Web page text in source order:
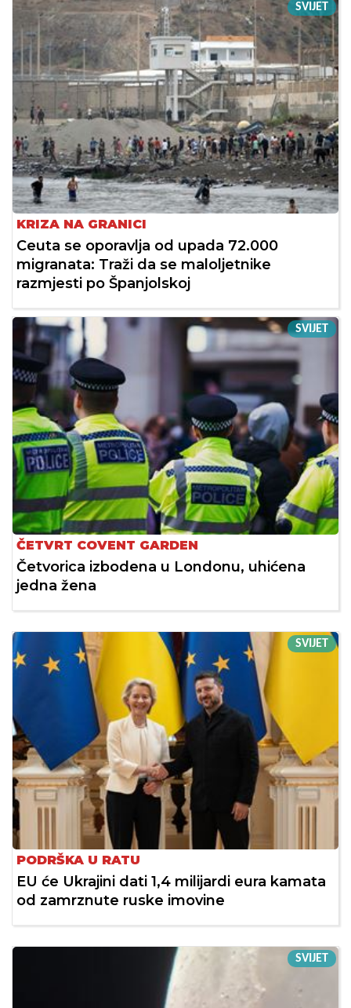
SVIJET
KRIZA NA GRANICI
Ceuta se oporavlja od upada 72.000
migranata: Traži da se maloljetnike
razmjesti po Španjolskoj
SVIJET
ČETVRT COVENT GARDEN
Četvorica izbodena u Londonu, uhićena
jedna žena
SVIJET
PODRŠKA U RATU
EU će Ukrajini dati 1,4 milijardi eura kamata
od zamrznute ruske imovine
SVIJET